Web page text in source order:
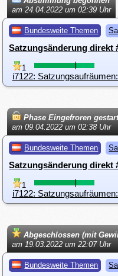
am 24.04.2022 um 02:39 Uhr
Bundesweite Themen
Satzungsänderung direkt
1
i7122:
Phase Eingefroren
am 09.04.2022 um 02:38 Uhr
Bundesweite Themen
Satzungsänderung direkt
1
i7122:
Abgeschlossen (mit
am 19.03.2022 um 22:07 Uhr
Bundesweite Themen